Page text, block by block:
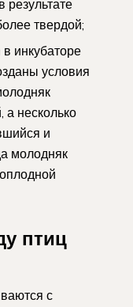
результате
твердой;
инкубаторе
условия
а несколько
и
молодняк
птиц
с